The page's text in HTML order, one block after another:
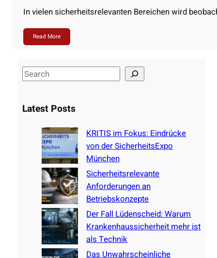
In vielen sicherheitsrelevanten Bereichen wird
Read More
S
e
r
Latest Posts
KRITIS im Fokus: Eindrücke
von der SicherheitsExpo
München
Sicherheitsrelevante
Anforderungen an
Betriebskonzepte
Der Fall Lüdenscheid: Warum
Krankenhaussicherheit mehr ist
als Technik
Das Unwahrscheinliche